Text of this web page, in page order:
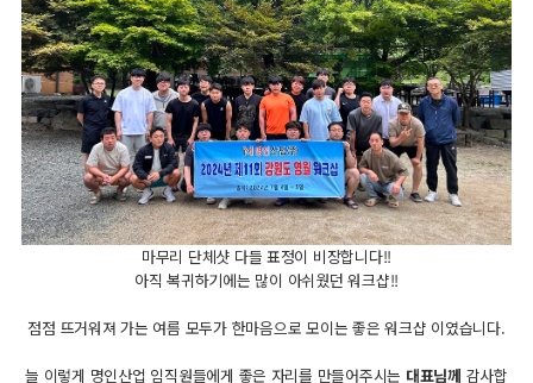
마무리 단체샷 다들 표정이 비장합니다!!
아직 복귀하기에는 많이 아쉬웠던 워크샵!!
점점 뜨거워져 가는 여름 모두가 한마음으로 모이는 좋은 워크샵 이였습니다.
늘 이렇게 명인산업 임직원들에게 좋은 자리를 만들어주시는 대표님께 감사합